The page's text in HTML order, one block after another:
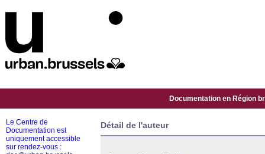
Documentation en Région
Détail de l'auteur
Le Centre de
Documentation est
uniquement accessible
sur rendez-vous :